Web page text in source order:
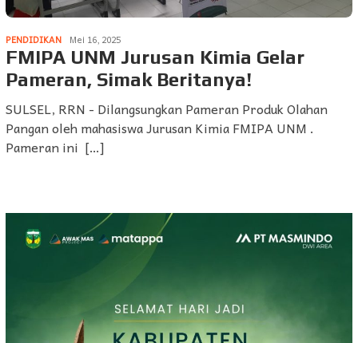
PENDIDIKAN Mei 16, 2025
FMIPA UNM Jurusan Kimia Gelar
Pameran, Simak Beritanya!
SULSEL, RRN - Dilangsungkan Pameran Produk Olahan
Pangan oleh mahasiswa Jurusan Kimia FMIPA UNM .
Pameran ini […]